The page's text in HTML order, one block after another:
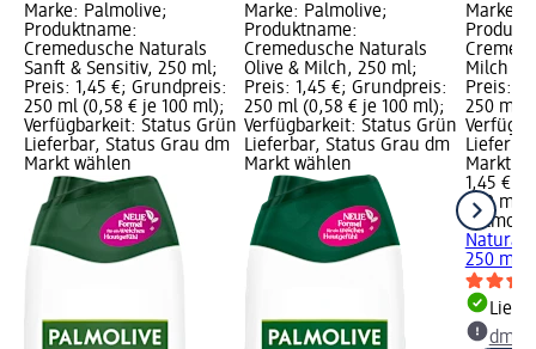
Marke: Palmolive;
Produktname:
Cremedusche Naturals
Sanft & Sensitiv, 250 ml;
Preis: 1,45 €; Grundpreis:
250 ml (0,58 € je 100 ml);
Verfügbarkeit: Status Grün
Lieferbar, Status Grau dm
Markt wählen
Marke: Palmolive;
Produktname:
Cremedusche Naturals
Olive & Milch, 250 ml;
Preis: 1,45 €; Grundpreis:
250 ml (0,58 € je 100 ml);
Verfügbarkeit: Status Grün
Lieferbar, Status Grau dm
Markt wählen
Marke:
Milch &
Preis:
250 ml
Markt
1,45 €
250 ml
250 ml
dm